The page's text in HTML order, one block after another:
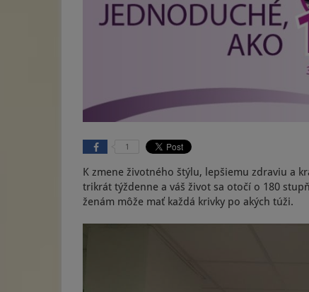
1
K zmene životného štýlu, lepšiemu zdraviu a
trikrát týždenne a váš život sa otočí o 180
ženám môže mať každá krivky po akých túži.